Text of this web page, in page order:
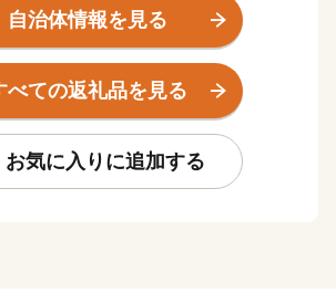
街」と呼ばれ、秋には、国内最大の熱
賀インターナショナルバルーンフェス
山の熱気球が広大な佐賀平野を彩りま
自治体情報を見る
べての返礼品を見る
お気に入りに追加する